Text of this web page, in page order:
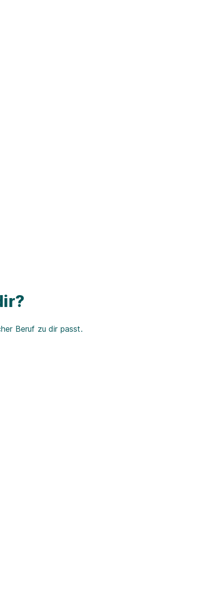
Beruf zu dir passt.